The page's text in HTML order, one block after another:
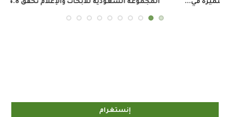
المجموعة السعودية للأبحاث والإعلام تحقق 34.8 مليون ريال...
إنستغرام